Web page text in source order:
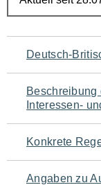
für
den
Deutsch-
Interessen-
Konkrete
Angaben zu